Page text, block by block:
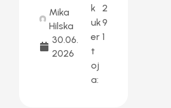
Mika
Hilska
30.06.
2026
k
uk
er
t
oj
a:
2
9
1